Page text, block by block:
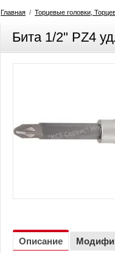
Главная
  /
Торцевые головки,
Бита 1/2" PZ4
Описание